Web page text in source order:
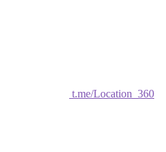
t.me/Location_360